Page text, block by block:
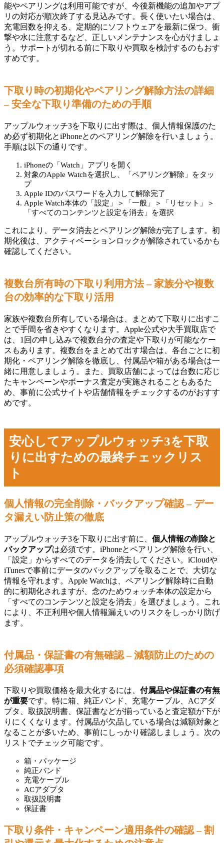
能やペアリングは利用可能ですが、今後新機能の追加やアプ
リの対応が順次終了する見込みです。長く使いたい場合は、
充電回数を抑える、定期的にソフトウェアを最新に保つ、衝
撃や水に注意するなど、正しいメンテナンスを心がけましょ
う。サポートが切れる前に下取りや買取を検討するのもおす
すめです。
下取り時の初期化やペアリング解除方法の詳細
– 安全な下取り準備のための手順
アップルウォッチ3を下取りに出す際は、個人情報保護のた
め必ず初期化とiPhoneとのペアリング解除を行いましょう。
手順は以下の通りです。
iPhoneの「Watch」アプリを開く
対象のApple Watchを選択し、「ペアリング解除」をタッ
プ
Apple IDのパスワードを入力して解除完了
Apple Watch本体の「設定」＞「一般」＞「リセット」＞
「すべてのコンテンツと設定を消去」を選択
これにより、データ消去とペアリング解除が完了します。初
期化後は、アクティベーションロックが解除されているかも
確認してください。
複数台所有時の下取り利用方法 – 家族分や複数
台の効率的な下取り活用
家族や複数台所有している場合は、まとめて下取りに出すこ
とで手間を省きやすくなります。Apple公式や大手買取店で
は、1回の申し込みで複数台分の査定や下取りが可能なケー
スもあります。複数台をまとめて出す場合は、各台ごとに初
期化・ペアリング解除を徹底し、付属品や箱がある場合は一
緒に用意しましょう。また、買取店舗によっては台数に応じ
たキャンペーンやボーナス査定が実施されることもあるた
め、事前に公式サイトや店舗情報をチェックするのがおすす
めです。
安心してアップルウォッチ3を下取
りに出すための最終チェックリス
ト
個人情報の完全削除・バックアップ確認 – デー
タ漏えい防止策の徹底
アップルウォッチ3を下取りに出す前に、 個人情報の削除と
バックアップは必須です。iPhoneとペアリング解除を行い、
「設定」からすべてのデータを消去してください。iCloudや
iTunesで事前にデータのバックアップを取ることで、大切な
情報を守れます。Apple Watchは、ペアリング解除時に自動
的に初期化されますが、念のためウォッチ本体の設定から
「すべてのコンテンツと設定を消去」を選びましょう。これ
により、不正利用や個人情報漏えいのリスクをしっかり防げ
ます。
付属品・保証書の有無確認 – 減額防止のための
必須確認事項
下取りや買取価格を最大化するには、 付属品や保証書の有無
が重要です。特に箱、純正バンド、充電ケーブル、ACアダ
プタ、取扱説明書、保証書などが揃っていると査定額が下が
りにくくなります。付属品が欠品している場合は減額対象と
なることが多いため、事前にしっかり確認しましょう。次の
リストでチェック可能です。
箱・パッケージ
純正バンド
充電ケーブル
ACアダプタ
取扱説明書
保証書
下取り条件・キャンペーン適用条件の確認 – 割